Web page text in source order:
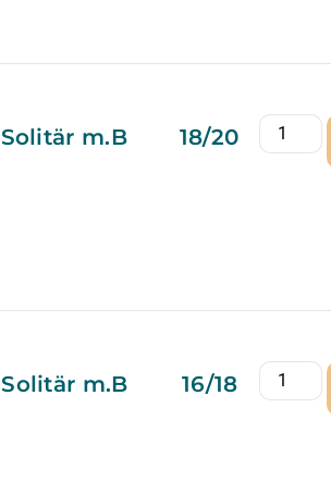
Solitär m.B 18/20
Solitär m.B 16/18